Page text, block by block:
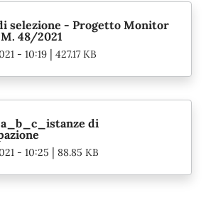
selezione - Progetto Monitor
48/2021
- 10:19 | 427.17 KB
di
- 10:25 | 88.85 KB